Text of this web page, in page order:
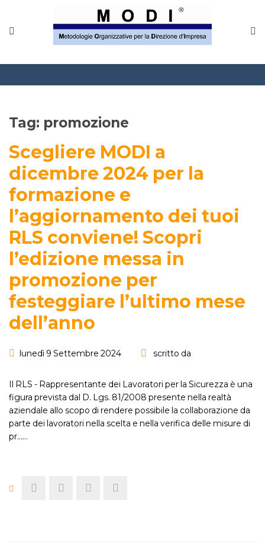
Corsi
CONTATTACI
Questionario
Blog e info
FAQ
Tag: promozione
Scegliere MODI a
dicembre 2024 per la
formazione e
l’aggiornamento dei tuoi
RLS conviene! Scopri
l’edizione messa in
promozione per
festeggiare l’ultimo mese
dell’anno
lunedì 9 Settembre 2024 scritto da
Il RLS - Rappresentante dei Lavoratori per la Sicurezza è una
figura prevista dal D. Lgs. 81/2008 presente nella realtà
aziendale allo scopo di rendere possibile la collaborazione da
parte dei lavoratori nella scelta e nella verifica delle misure di
pr...…